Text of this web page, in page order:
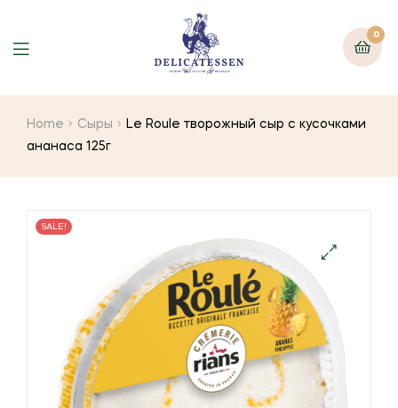
0
Home Сыры
Le Roule творожный сыр с кусочками
ананаса 125г
SALE!